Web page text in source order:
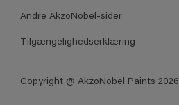
Andre AkzoNobel-sider
Tilgængelighedserklæring
Copyright @ AkzoNobel Paints 2026